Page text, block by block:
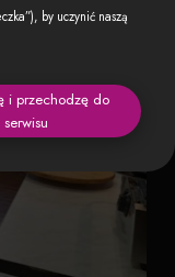
by uczynić naszą
i przechodzę do
serwisu